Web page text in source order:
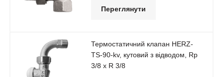
Переглянути
Термостатичний клапан HERZ-
TS-90-kv, кутовий з відводом, Rp
3/8 x R 3/8